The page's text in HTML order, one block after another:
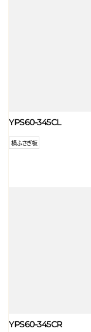
YPS60-345CL
横ふさぎ板
YPS60-345CR